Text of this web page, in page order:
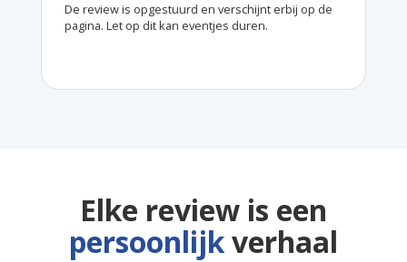
De review is opgestuurd en verschijnt erbij op de
pagina. Let op dit kan eventjes duren.
Elke review is een
persoonlijkverhaal